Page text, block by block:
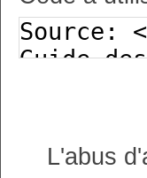
L'abus